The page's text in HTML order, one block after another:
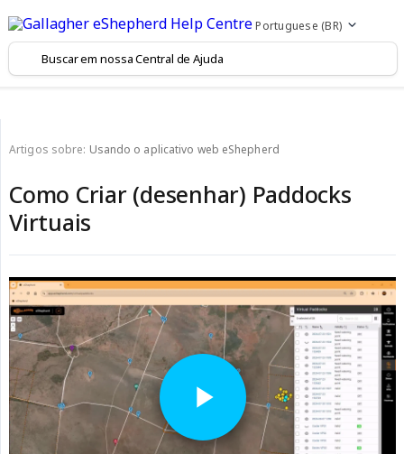
Portuguese (BR)
Artigos sobre: Usando o aplicativo web eShepherd
Como Criar (desenhar) Paddocks
Virtuais